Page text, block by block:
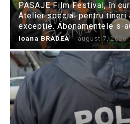
PASAJE Film Festival, în
Atelier special pentru tineri
excepție. Abonamentele s-
Ioana BRADEA - august 7, 2026